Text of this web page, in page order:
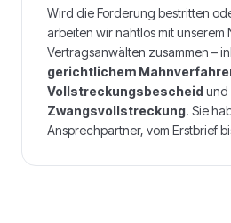
Wird die Forderung bestritten
arbeiten wir nahtlos mit unserem
Vertragsanwälten zusammen –
gerichtlichem
Vollstreckungsbescheidund
Zwangsvollstreckung. Sie
Ansprechpartner, vom Erstbrief